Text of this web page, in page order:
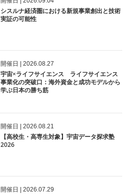
シスルナ経済圏における新規事業創出と技術
実証の可能性
開催⽇ | 2026.08.27
宇宙×ライフサイエンス ライフサイエンス
事業化の突破口：海外資金と成功モデルから
学ぶ日本の勝ち筋
開催⽇ | 2026.08.21
【高校生・高専生対象】宇宙データ探求塾
2026
開催⽇ | 2026.07.29